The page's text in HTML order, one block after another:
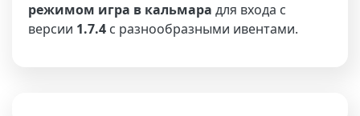
режимом игра в кальмара для входа с
версии 1.7.4 с разнообразными ивентами.